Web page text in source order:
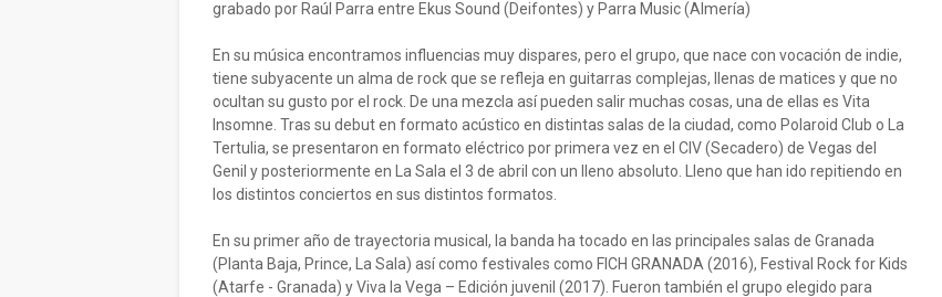
grabado por Raúl Parra entre Ekus Sound (Deifontes) y Parra Music (Almería)
En su música encontramos influencias muy dispares, pero el grupo, que nace con vocación de indie,
tiene subyacente un alma de rock que se refleja en guitarras complejas, llenas de matices y que no
ocultan su gusto por el rock. De una mezcla así pueden salir muchas cosas, una de ellas es Vita
Insomne. Tras su debut en formato acústico en distintas salas de la ciudad, como Polaroid Club o La
Tertulia, se presentaron en formato eléctrico por primera vez en el CIV (Secadero) de Vegas del
Genil y posteriormente en La Sala el 3 de abril con un lleno absoluto. Lleno que han ido repitiendo en
los distintos conciertos en sus distintos formatos.
En su primer año de trayectoria musical, la banda ha tocado en las principales salas de Granada
(Planta Baja, Prince, La Sala) así como festivales como FICH GRANADA (2016), Festival Rock for Kids
(Atarfe - Granada) y Viva la Vega – Edición juvenil (2017). Fueron también el grupo elegido para